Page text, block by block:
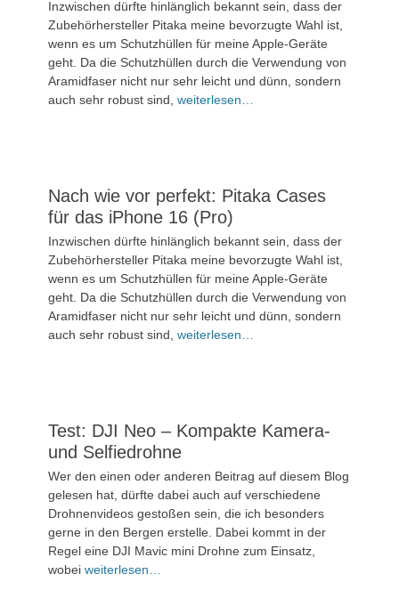
Veröffentlicht
am
2.
Kommentieren
Inzwischen dürfte hinlänglich bekannt sein, dass der
Zubehörhersteller Pitaka meine bevorzugte Wahl ist,
wenn es um Schutzhüllen für meine Apple-Geräte
geht. Da die Schutzhüllen durch die Verwendung von
Aramidfaser nicht nur sehr leicht und dünn, sondern
auch sehr robust sind, weiterlesen…
Nach wie vor perfekt: Pitaka Cases
für das iPhone 16 (Pro)
Veröffentlicht
am
30.
Kommentieren
Inzwischen dürfte hinlänglich bekannt sein, dass der
Zubehörhersteller Pitaka meine bevorzugte Wahl ist,
wenn es um Schutzhüllen für meine Apple-Geräte
geht. Da die Schutzhüllen durch die Verwendung von
Aramidfaser nicht nur sehr leicht und dünn, sondern
auch sehr robust sind, weiterlesen…
Test: DJI Neo – Kompakte Kamera-
und Selfiedrohne
Veröffentlicht
11.
September
Kommentieren
Wer den einen oder anderen Beitrag auf diesem Blog
gelesen hat, dürfte dabei auch auf verschiedene
Drohnenvideos gestoßen sein, die ich besonders
gerne in den Bergen erstelle. Dabei kommt in der
Regel eine DJI Mavic mini Drohne zum Einsatz,
wobei weiterlesen…